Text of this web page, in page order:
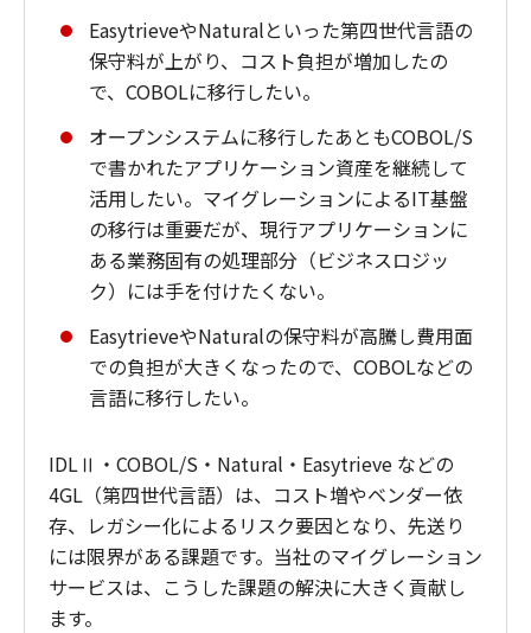
EasytrieveやNaturalといった第四世代言語の
保守料が上がり、コスト負担が増加したの
で、COBOLに移行したい。
オープンシステムに移行したあともCOBOL/S
で書かれたアプリケーション資産を継続して
活用したい。マイグレーションによるIT基盤
の移行は重要だが、現行アプリケーションに
ある業務固有の処理部分（ビジネスロジッ
ク）には手を付けたくない。
EasytrieveやNaturalの保守料が高騰し費用面
での負担が大きくなったので、COBOLなどの
言語に移行したい。
IDLⅡ・COBOL/S・Natural・Easytrieve などの
4GL（第四世代言語）は、コスト増やベンダー依
存、レガシー化によるリスク要因となり、先送り
には限界がある課題です。当社のマイグレーション
サービスは、こうした課題の解決に大きく貢献し
ます。